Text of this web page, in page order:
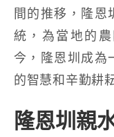
間的推移，隆恩
統，為當地的
今，隆恩圳成為
的智慧和辛勤耕
隆恩圳親